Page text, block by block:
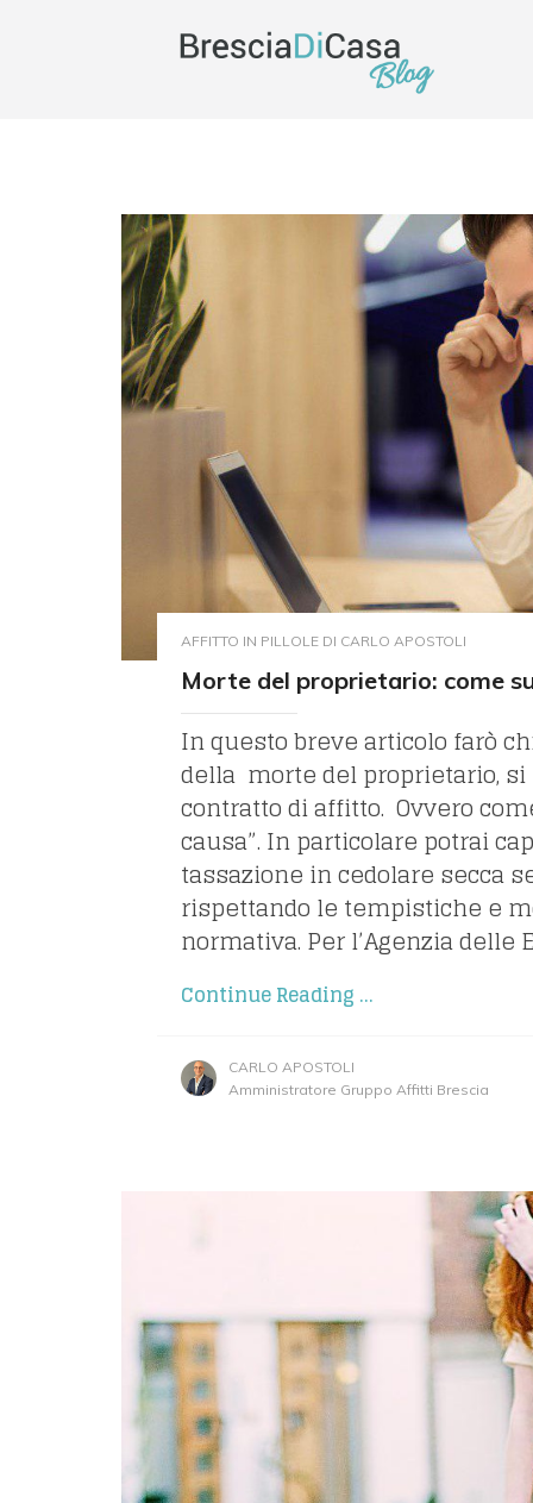
AFFITTO IN PILLOLE DI CARLO APOSTOLI
Morte del proprietario: come
In questo breve articolo farò
della morte del proprietario,
contratto di affitto. Ovvero
causa”. In particolare potrai
tassazione in cedolare secca
rispettando le tempistiche e
normativa. Per l’Agenzia delle
Continue Reading ...
CARLO APOSTOLI
Amministratore Gruppo Affitti Brescia